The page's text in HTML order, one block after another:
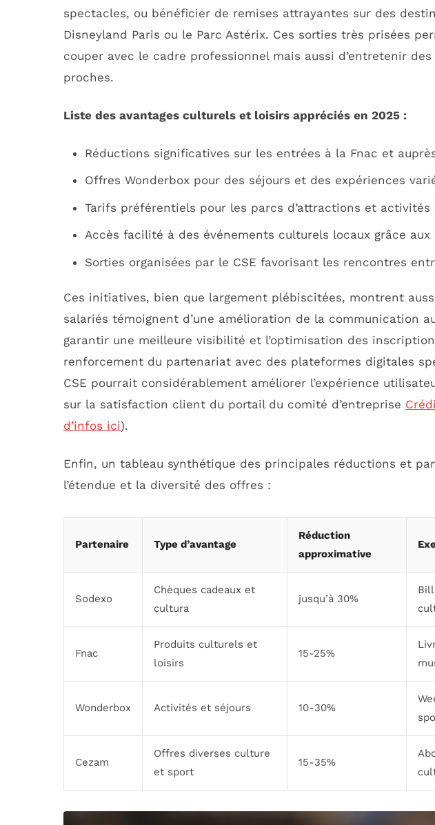
spectacles, ou bénéficier de remises attrayantes sur des
Disneyland Paris ou le Parc Astérix. Ces sorties très prisées
couper avec le cadre professionnel mais aussi d’entretenir
proches.
Liste des avantages culturels et loisirs appréciés en 2025 :
Réductions significatives sur les entrées à la Fnac et
Offres Wonderbox pour des séjours et des expériences
Tarifs préférentiels pour les parcs d’attractions et activités
Accès facilité à des événements culturels locaux grâce aux
Sorties organisées par le CSE favorisant les rencontres
Ces initiatives, bien que largement plébiscitées, montrent
salariés témoignent d’une amélioration de la communication
garantir une meilleure visibilité et l’optimisation des
renforcement du partenariat avec des plateformes digitales
CSE pourrait considérablement améliorer l’expérience
sur la satisfaction client du portail du comité d’entreprise
d’infos ici).
Enfin, un tableau synthétique des principales réductions et
l’étendue et la diversité des offres :
Partenaire Type d’avantage
Réduction
approximative
Sodexo
Chèques cadeaux et
cultura
jusqu’à 30%
Fnac
Produits culturels et
loisirs
15-25%
Wonderbox Activités et séjours 10-30%
Cezam
Offres diverses culture
et sport
15-35%